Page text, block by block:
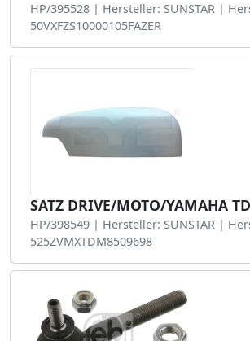
HP/395528 | Hersteller: SUNSTAR |
50VXFZS10000105FAZER
SATZ DRIVE/MOTO/YAMAHA
HP/398549 | Hersteller: SUNSTAR |
525ZVMXTDM8509698